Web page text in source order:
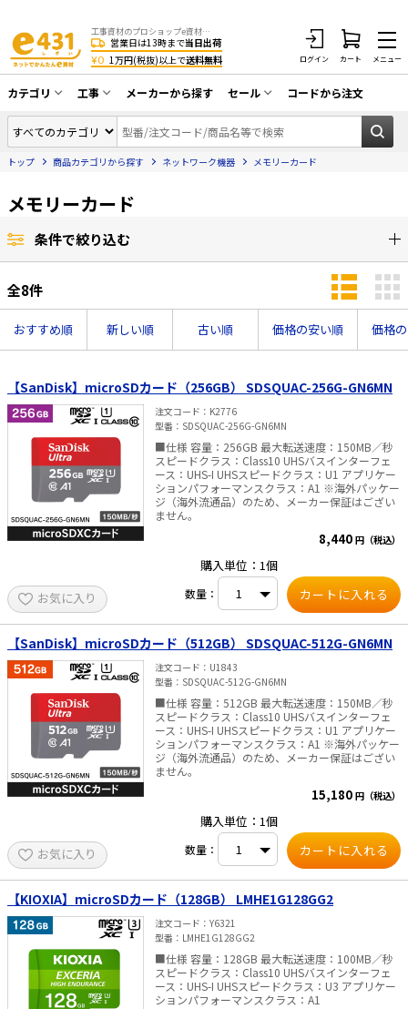
工事資材のプロショップe資材 CATV・アンテナ・防犯・光・LAN・電気・空調工事など
営業日は13時まで当日出荷
¥0 1万円(税抜)以上で送料無料 ログイン カート メニュー
カテゴリ
同軸ケーブル／テレビ用接栓／関連工具
アンテナ・取付金具・ブースター／CATV
配線補助具（モール・結束バンド・テー
プ類 他）
防犯工事関連
光ファイバー・融着接続機関連
ネットワーク機器
エアコン・換気扇・空調資材
太陽光発電ケーブル・コネクタ・関連資
材/機器
電源ケーブル／コネクタ／分電盤／ブレ
ーカ
照明・照明器具
スイッチ・コンセント（配線器具）
PF管/FEP管/CD管/情報線保護管
ボックス・ビニル電線管付属品・引き込
みカバー
工具関連
EV充電設備工事関連
感染症関連
e431オリジナル
暑さ対策
販売終了品
工事
CATV・アンテナ工事
光工事・FTTH工事
エアコン・換気扇工事
防犯カメラ工事
LAN配線工事
電気配管工事
照明設置工事
太陽光発電工事
ホテル・病院向け
メーカーから探す セール
在庫一掃セール
コードから注文
トップ 商品カテゴリから探す ネットワーク機器 メモリーカード
メモリーカード
条件で絞り込む
全8件
おすすめ順 新しい順 古い順 価格の安い順 価格
【SanDisk】microSDカード（256GB） SDSQUAC-256G-GN6MN
注文コード
K2776
型番
SDSQUAC-256G-GN6MN
■仕様 容量：256GB 最大転送速度：150MB／秒
スピードクラス：Class10 UHSバスインターフェ
ース：UHS-I UHSスピードクラス：U1 アプリケー
ションパフォーマンスクラス：A1 ※海外パッケー
ジ（海外流通品）のため、メーカー保証はござい
ません。
8,440 円（税込）
お気に入り
購入単位：1個
数量：
【SanDisk】microSDカード（512GB） SDSQUAC-512G-GN6MN
注文コード
U1843
型番
SDSQUAC-512G-GN6MN
■仕様 容量：512GB 最大転送速度：150MB／秒
スピードクラス：Class10 UHSバスインターフェ
ース：UHS-I UHSスピードクラス：U1 アプリケー
ションパフォーマンスクラス：A1 ※海外パッケー
ジ（海外流通品）のため、メーカー保証はござい
ません。
15,180 円（税込）
お気に入り
購入単位：1個
数量：
【KIOXIA】microSDカード（128GB） LMHE1G128GG2
注文コード
Y6321
型番
LMHE1G128GG2
■仕様 容量：128GB 最大転送速度：100MB／秒
スピードクラス：Class10 UHSバスインターフェ
ース：UHS-I UHSスピードクラス：U3 アプリケー
ションパフォーマンスクラス：A1